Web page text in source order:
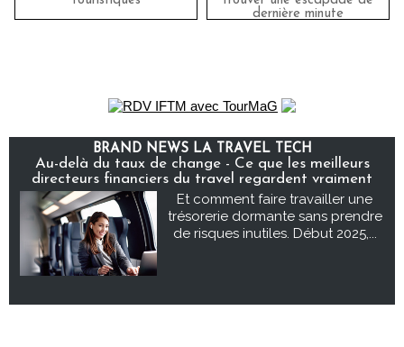
dernière minute
BRAND NEWS LA TRAVEL TECH
Au-delà du taux de change - Ce que les meilleurs
directeurs financiers du travel regardent vraiment
Et comment faire travailler une
trésorerie dormante sans prendre
de risques inutiles. Début 2025,...